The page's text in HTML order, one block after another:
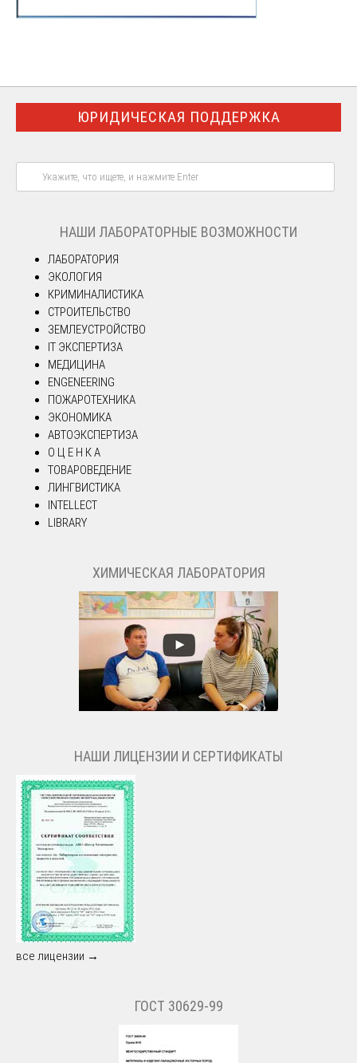
ЮРИДИЧЕСКАЯ ПОДДЕРЖКА
НАШИ ЛАБОРАТОРНЫЕ ВОЗМОЖНОСТИ
ЛАБОРАТОРИЯ
ЭКОЛОГИЯ
КРИМИНАЛИСТИКА
СТРОИТЕЛЬСТВО
ЗЕМЛЕУСТРОЙСТВО
IT ЭКСПЕРТИЗА
МЕДИЦИНА
ENGENEERING
ПОЖАРОТЕХНИКА
ЭКОНОМИКА
АВТОЭКСПЕРТИЗА
О Ц Е Н К А
ТОВАРОВЕДЕНИЕ
ЛИНГВИСТИКА
INTELLECT
LIBRARY
ХИМИЧЕСКАЯ ЛАБОРАТОРИЯ
НАШИ ЛИЦЕНЗИИ И СЕРТИФИКАТЫ
все лицензии →
ГОСТ 30629-99